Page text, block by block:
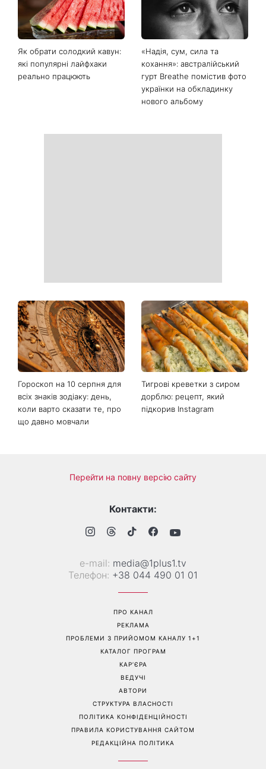
Останні новини
Як обрати солодкий кавун:
які популярні лайфхаки
реально працюють
«Надія, сум, сила та
кохання»: австралійський
гурт Breathe помістив фото
українки на обкладинку
нового альбому
Гороскоп на 10 серпня для
всіх знаків зодіаку: день,
коли варто сказати те, про
Тигрові креветки з сиром
дорблю: рецепт, який
підкорив Instagram